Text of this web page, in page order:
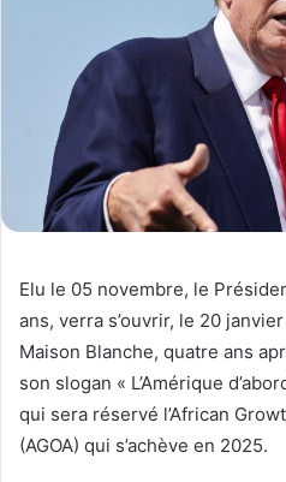
Elu le 05 novembre, le
ans, verra s’ouvrir, le 20
Maison Blanche, quatre ans
son slogan « L’Amérique
qui sera réservé l’African
(AGOA) qui s’achève en 2025.